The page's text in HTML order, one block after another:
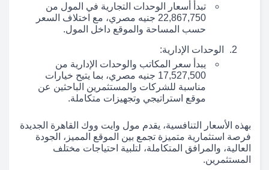
تبدأ أسعار الوحدات التجارية في المول من
22,867,750 جنيه مصري، مع اختلاف السعر
حسب المساحة والموقع داخل المول.
الوحدات الإدارية:
يبدأ سعر المكاتب والوحدات الإدارية من
17,527,500 جنيه مصري، بما يتيح خيارات
مناسبة للشركات والمستثمرين الباحثين عن
موقع استراتيجي وتجهيزات متكاملة.
بهذه الأسعار التنافسية، يقدم مول وايت ووك القاهرة الجديدة
فرصة استثمارية متميزة تجمع بين الموقع المميز، الجودة
العالية، والمرافق المتكاملة، لتلبية احتياجات مختلف
المستثمرين.